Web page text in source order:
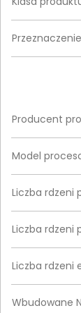
Przeznaczenie
Producent
Model
Liczba rdzeni
Liczba rdzeni
Liczba rdzeni
Wbudowane